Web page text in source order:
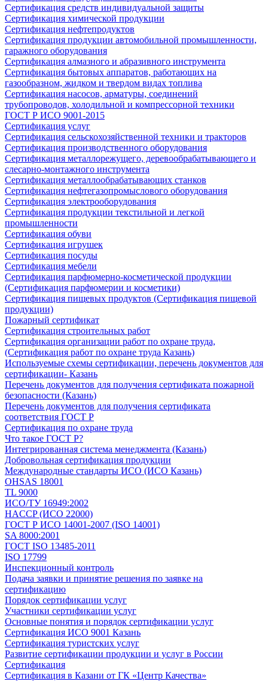
Сертификация средств индивидуальной защиты
Сертификация химической продукции
Сертификация нефтепродуктов
Сертификация продукции автомобильной промышленности,
гаражного оборудования
Сертификация алмазного и абразивного инструмента
Сертификация бытовых аппаратов, работающих на
газообразном, жидком и твердом видах топлива
Сертификация насосов, арматуры, соединений
трубопроводов, холодильной и компрессорной техники
ГОСТ Р ИСО 9001-2015
Сертификация услуг
Сертификация сельскохозяйственной техники и тракторов
Сертификация производственного оборудования
Сертификация металлорежущего, деревообрабатывающего и
слесарно-монтажного инструмента
Сертификация металлообрабатывающих станков
Сертификация нефтегазопромыслового оборудования
Сертификация электрооборудования
Сертификация продукции текстильной и легкой
промышленности
Сертификация обуви
Сертификация игрушек
Сертификация посуды
Сертификация мебели
Сертификация парфюмерно-косметической продукции
(Сертификация парфюмерии и косметики)
Сертификация пищевых продуктов (Сертификация пищевой
продукции)
Пожарный сертификат
Сертификация строительных работ
Сертификация организации работ по охране труда,
(Сертификация работ по охране труда Казань)
Используемые схемы сертификации, перечень документов для
сертификации- Казань
Перечень документов для получения сертификата пожарной
безопасности (Казань)
Перечень документов для получения сертификата
соответствия ГОСТ Р
Сертификация по охране труда
Что такое ГОСТ Р?
Интегрированная система менеджмента (Казань)
Добровольная сертификация продукции
Международные стандарты ИСО (ИСО Казань)
OHSAS 18001
TL 9000
ИСО/ТУ 16949:2002
HACCP (ИСО 22000)
ГОСТ Р ИСО 14001-2007 (ISO 14001)
SA 8000:2001
ГОСТ ISO 13485-2011
ISO 17799
Инспекционный контроль
Подача заявки и принятие решения по заявке на
сертификацию
Порядок сертификации услуг
Участники сертификации услуг
Основные понятия и порядок сертификации услуг
Сертификация ИСО 9001 Казань
Сертификация туристских услуг
Развитие сертификации продукции и услуг в России
Сертификация
Сертификация в Казани от ГК «Центр Качества»